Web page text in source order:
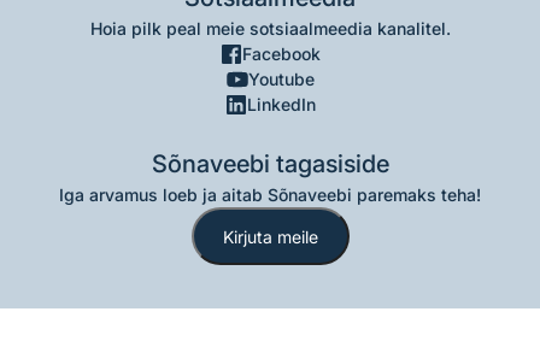
Hoia pilk peal meie sotsiaalmeedia kanalitel.
Facebook
Youtube
LinkedIn
Sõnaveebi tagasiside
Iga arvamus loeb ja aitab Sõnaveebi paremaks teha!
Kirjuta meile